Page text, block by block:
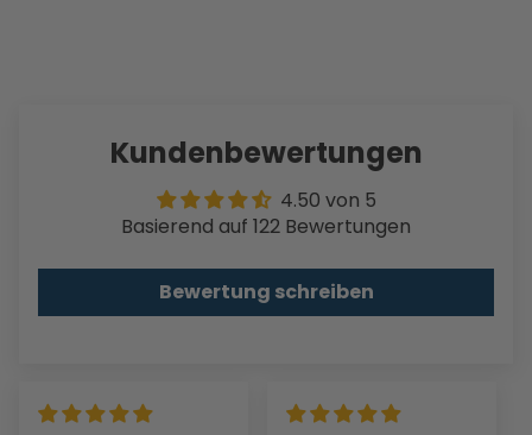
Kundenbewertungen
4.50 von 5
Basierend auf 122 Bewertungen
Bewertung schreiben